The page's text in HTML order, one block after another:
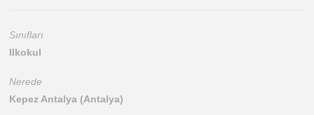
Sınıfları
Ilkokul
Nerede
Kepez Antalya (Antalya)